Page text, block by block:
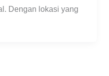
Dengan lokasi yang